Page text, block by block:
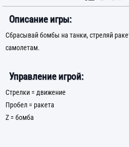
Описание игры:
Сбрасывай бомбы на танки, стреляй
самолетам.
Управление игрой:
Стрелки = движение
Пробел = ракета
Z = бомба